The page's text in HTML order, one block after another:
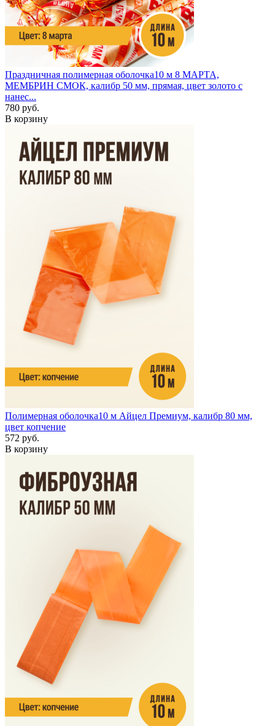
Праздничная полимерная оболочка10 м 8 МАРТА,
МЕМБРИН СМОК, калибр 50 мм, прямая, цвет золото с
нанес...
780 руб.
В корзину
Полимерная оболочка10 м Айцел Премиум, калибр 80 мм,
цвет копчение
572 руб.
В корзину